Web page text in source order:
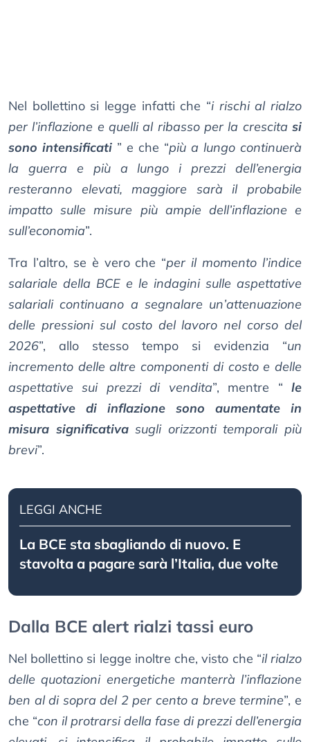
Nel bollettino si legge infatti che “i rischi al rialzo
per l’inflazione e quelli al ribasso per la crescita si
sono intensificati ” e che “più a lungo continuerà
la guerra e più a lungo i prezzi dell’energia
resteranno elevati, maggiore sarà il probabile
impatto sulle misure più ampie dell’inflazione e
sull’economia”.
Tra l’altro, se è vero che “per il momento l’indice
salariale della BCE e le indagini sulle aspettative
salariali continuano a segnalare un’attenuazione
delle pressioni sul costo del lavoro nel corso del
2026”, allo stesso tempo si evidenzia “un
incremento delle altre componenti di costo e delle
aspettative sui prezzi di vendita”, mentre “ le
aspettative di inflazione sono aumentate in
misura significativasugli orizzonti temporali più
brevi”.
LEGGI ANCHE
La BCE sta sbagliando di nuovo. E
stavolta a pagare sarà l’Italia, due volte
Dalla BCE alert rialzi tassi euro
Nel bollettino si legge inoltre che, visto che “il rialzo
delle quotazioni energetiche manterrà l’inflazione
ben al di sopra del 2 per cento a breve termine”, e
che “con il protrarsi della fase di prezzi dell’energia